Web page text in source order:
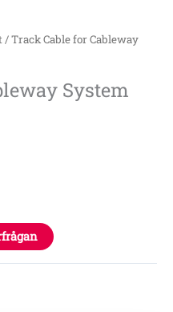
/ Track Cable for Cableway
System